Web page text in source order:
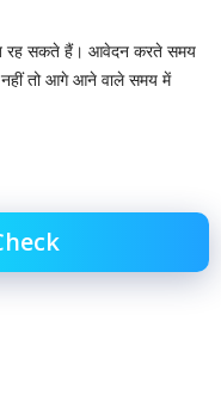
रह सकते हैं। आवेदन करते समय
तो आगे आने वाले समय में